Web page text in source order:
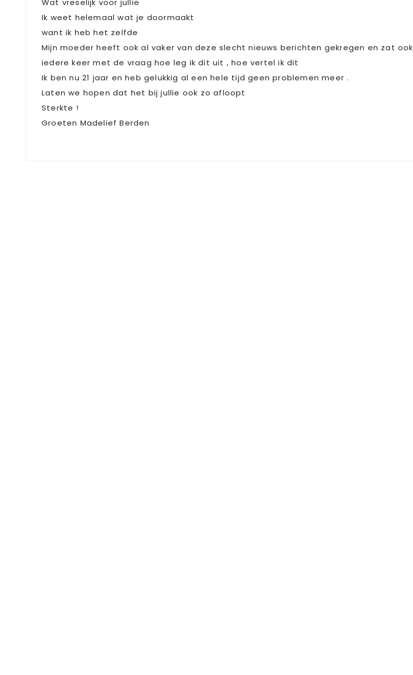
Wat vreselijk voor jullie
Ik weet helemaal wat je doormaakt
want ik heb het zelfde
Mijn moeder heeft ook al vaker van deze slecht nieuws berichten gekregen en zat ook
iedere keer met de vraag hoe leg ik dit uit , hoe vertel ik dit
Ik ben nu 21 jaar en heb gelukkig al een hele tijd geen problemen meer .
Laten we hopen dat het bij jullie ook zo afloopt
Sterkte !
Groeten Madelief Berden